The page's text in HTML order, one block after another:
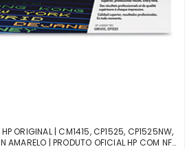
ORIGINAL | CM1415, CP1525, CP1525NW,
AMARELO | PRODUTO OFICIAL HP COM NF